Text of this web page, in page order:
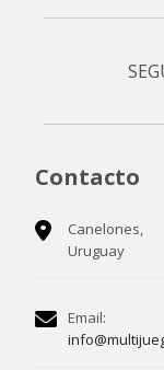
Contacto
Canelones,
Uruguay
Email: